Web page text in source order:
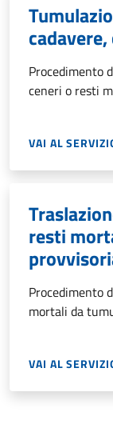
Procedimento
ceneri o resti
VAI AL
resti
Procedimento
mortali da
VAI AL